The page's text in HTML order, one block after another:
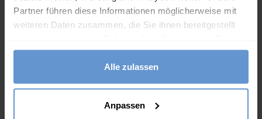
Partner führen diese Informationen möglicherweise mit
weiteren Daten zusammen, die Sie ihnen bereitgestellt
gesammelt haben.
Alle zulassen
Anpassen
kommt.
Eigenschaften
20% Kaschmir, 80% Merinowolle
Farblich abgestimmte Knöpfe